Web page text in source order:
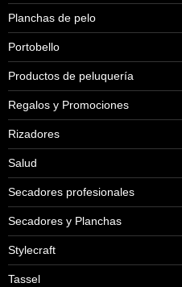
Planchas de pelo
Portobello
Productos de peluquería
Regalos y Promociones
Rizadores
Salud
Secadores profesionales
Secadores y Planchas
Stylecraft
Tassel